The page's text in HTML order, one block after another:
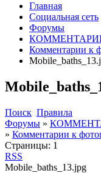
Главная
Социальная сеть
Форумы
Комментарии к
Поиск Правила
Форумы »
» Комментарии к
Страницы: 1
RSS
Mobile_baths_13.jpg